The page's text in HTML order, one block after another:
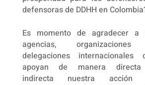
defensoras de DDHH en
Es momento de agradecer a
agencias,
delegaciones internacionales
apoyan de manera
indirecta nuestra acción